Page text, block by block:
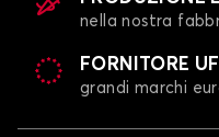
nella nostra
FORNITORE
grandi marchi